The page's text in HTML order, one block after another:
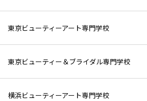
東京ビューティーアート専門学校
東京ビューティー＆ブライダル専門学校
横浜ビューティーアート専門学校